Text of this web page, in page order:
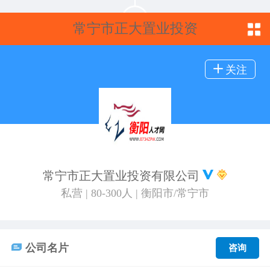
常宁市正大置业投资
关注
常宁市正大置业投资有限公司
私营 | 80-300人 | 衡阳市/常宁市
公司名片 咨询